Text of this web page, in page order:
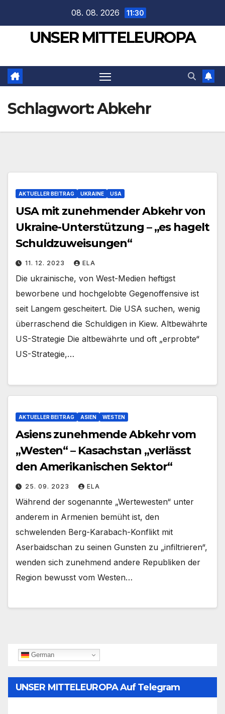
springen
08. 08. 2026 11:30
UNSER MITTELEUROPA
Schlagwort:Abkehr
AKTUELLER BEITRAG UKRAINE USA
USA mit zunehmender Abkehr von
Ukraine-Unterstützung – „es hagelt
Schuldzuweisungen“
11. 12. 2023 ELA
Die ukrainische, von West-Medien heftigst
beworbene und hochgelobte Gegenoffensive ist
seit Langem gescheitert. Die USA suchen, wenig
überraschend die Schuldigen in Kiew. Altbewährte
US-Strategie Die altbewährte und oft „erprobte“
US-Strategie,…
AKTUELLER BEITRAG ASIEN WESTEN
Asiens zunehmende Abkehr vom
„Westen“ – Kasachstan „verlässt
den Amerikanischen Sektor“
25. 09. 2023 ELA
Während der sogenannte „Wertewesten“ unter
anderem in Armenien bemüht ist, den
schwelenden Berg-Karabach-Konflikt mit
Aserbaidschan zu seinen Gunsten zu „infiltrieren“,
wenden sich zunehmend andere Republiken der
Region bewusst vom Westen…
German
UNSER MITTELEUROPA Auf Telegram